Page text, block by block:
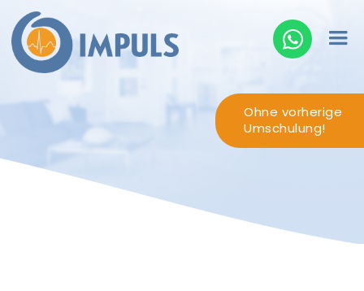
Ohne vorherige
Umschulung!